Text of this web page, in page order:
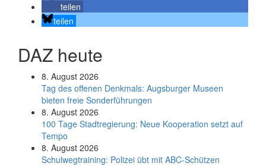
teilen
teilen
DAZ heute
8. August 2026
Tag des offenen Denkmals: Augsburger Museen
bieten freie Sonderführungen
8. August 2026
100 Tage Stadtregierung: Neue Kooperation setzt auf
Tempo
8. August 2026
Schul­weg­trai­ning: Poli­zei übt mit ABC-Schüt­zen